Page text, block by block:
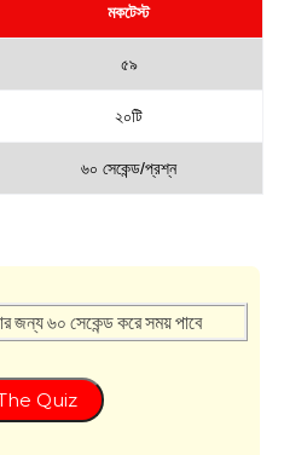
মকটেস্ট
৫৯
২০টি
৬০ সেকেন্ড/প্রশ্ন
জন্য ৬০ সেকেন্ড করে সময় পাবে
Quiz